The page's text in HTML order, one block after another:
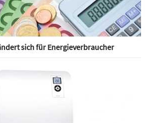
sich für Energieverbraucher